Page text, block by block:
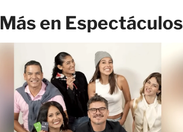
Más en Espectáculos